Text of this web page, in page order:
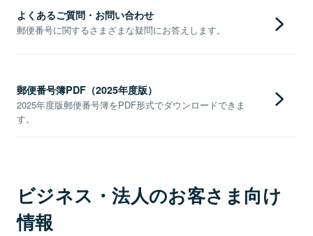
よくあるご質問・お問い合わせ
郵便番号に関するさまざまな疑問にお答えします。
郵便番号簿PDF（2025年度版）
2025年度版郵便番号簿をPDF形式でダウンロードできま
す。
ビジネス・法人のお客さま向け
情報